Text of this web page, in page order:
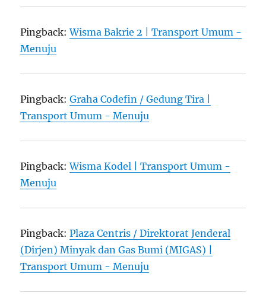
Pingback:Wisma Bakrie 2 | Transport Umum -
Menuju
Pingback:Graha Codefin / Gedung Tira |
Transport Umum - Menuju
Pingback:Wisma Kodel | Transport Umum -
Menuju
Pingback:Plaza Centris / Direktorat Jenderal
(Dirjen) Minyak dan Gas Bumi (MIGAS) |
Transport Umum - Menuju